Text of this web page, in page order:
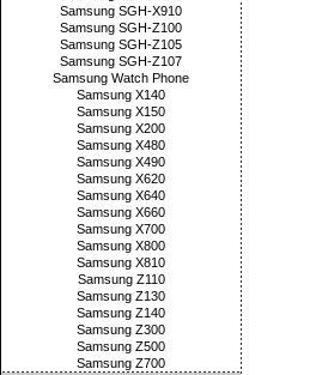
Samsung SGH-X910
Samsung SGH-Z100
Samsung SGH-Z105
Samsung SGH-Z107
Samsung Watch Phone
Samsung X140
Samsung X150
Samsung X200
Samsung X480
Samsung X490
Samsung X620
Samsung X640
Samsung X660
Samsung X700
Samsung X800
Samsung X810
Samsung Z110
Samsung Z130
Samsung Z140
Samsung Z300
Samsung Z500
Samsung Z700